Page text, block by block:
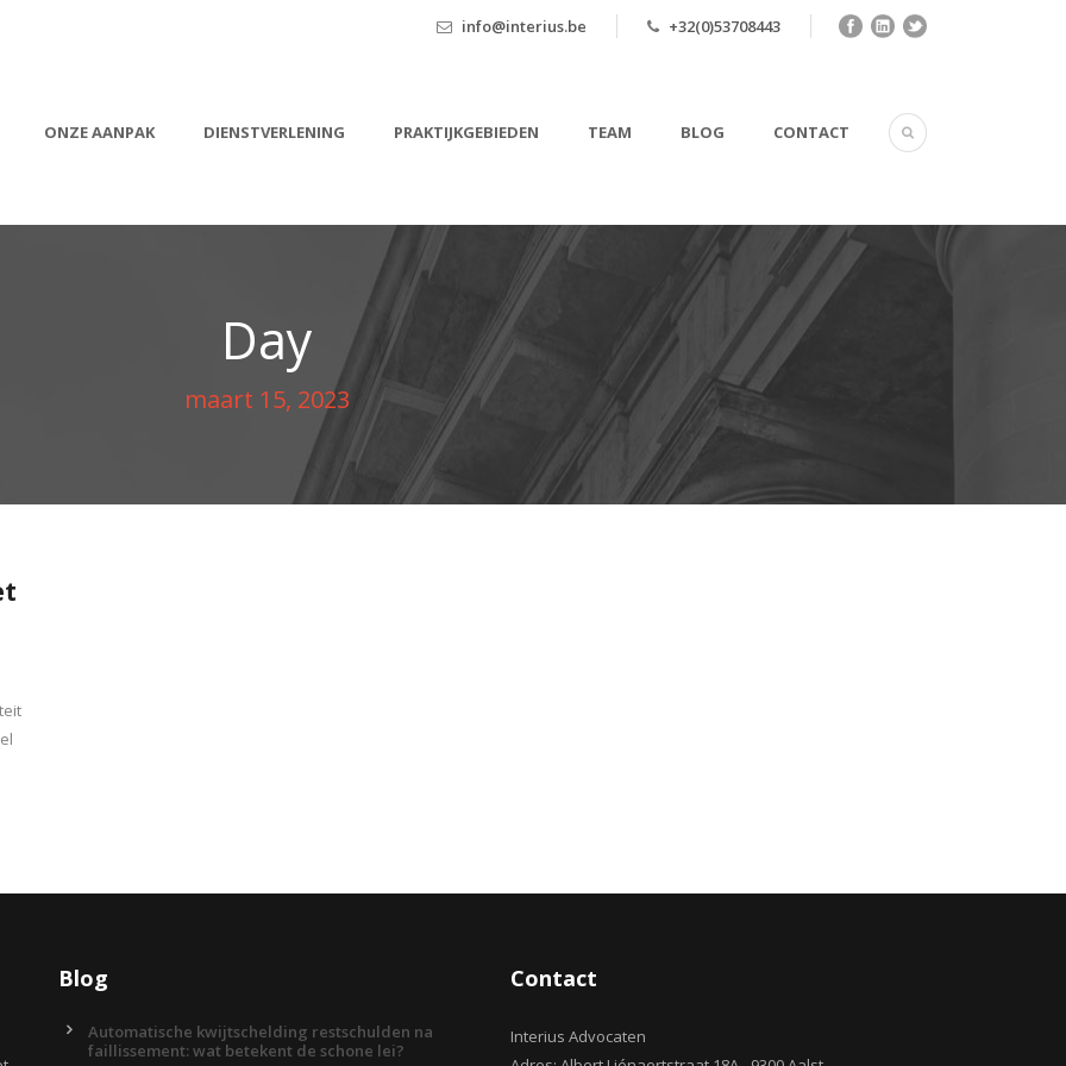
info@interius.be +32(0)53708443
ONZE AANPAK DIENSTVERLENING PRAKTIJKGEBIEDEN TEAM BLOG CONTACT
Day
maart 15, 2023
Blog
Automatische kwijtschelding restschulden na
faillissement: wat betekent de schone lei?
Contact
Interius Advocaten